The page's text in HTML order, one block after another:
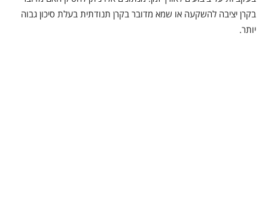
בקרן יציבה להשקעה או שמא מדובר בקרן תנודתית בעלת סיכון גבוה
יותר.